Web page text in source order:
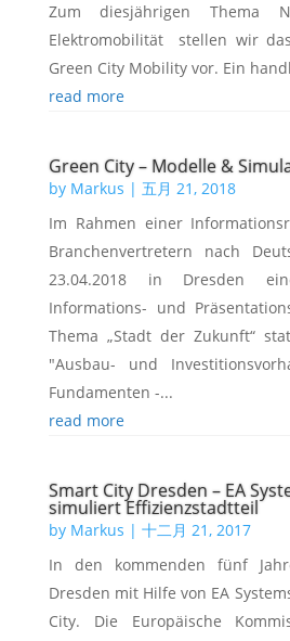
Zum diesjährigen Thema
Elektromobilität stellen wir
Green City Mobility vor. Ein
read more
Green City – Modelle &
by Markus | 五月 21, 2018
Im Rahmen einer
Branchenvertretern nach
23.04.2018 in Dresden
Informations- und
Thema „Stadt der Zukunft“
"Ausbau- und
Fundamenten -...
read more
Smart City Dresden – EA
simuliert Effizienzstadtteil
by Markus | 十二月 21, 2017
In den kommenden fünf
Dresden mit Hilfe von EA
City. Die Europäische